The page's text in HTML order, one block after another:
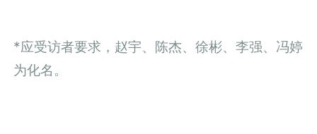
*应受访者要求，赵宇、陈杰、徐彬、李强、冯婷
为化名。